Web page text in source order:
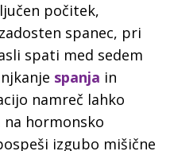
počitek,
spanec, pri
spati med sedem
spanja in
namreč lahko
hormonsko
izgubo mišične